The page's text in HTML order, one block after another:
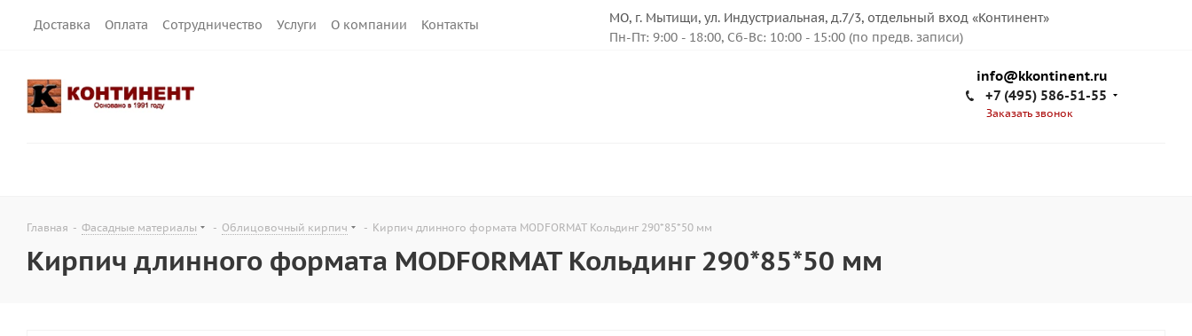
Доставка Оплата Сотрудничество Услуги О компании Контакты
МО, г. Мытищи, ул. Индустриальная, д.7/3, отдельный вход «Континент»
Пн-Пт: 9:00 - 18:00, Сб-Вс: 10:00 - 15:00 (по предв. записи)
info@kkontinent.ru
+7 (495) 586-51-55
Заказать звонок
Главная - Фасадные материалы - Облицовочный кирпич - Кирпич длинного формата MODFORMAT Кольдинг 290*85*50 мм
Кирпич длинного формата MODFORMAT Кольдинг 290*85*50 мм